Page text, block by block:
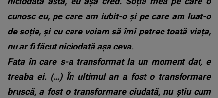
cunosc eu, pe care am iubit-o și pe care am luat-o
de soție, și cu care voiam să îmi petrec toată viața,
nu ar fi făcut niciodată așa ceva.
Fata în care s-a transformat la un moment dat, e
treaba ei. (…) În ultimul an a fost o transformare
bruscă, a fost o transformare ciudată, nu știu cum